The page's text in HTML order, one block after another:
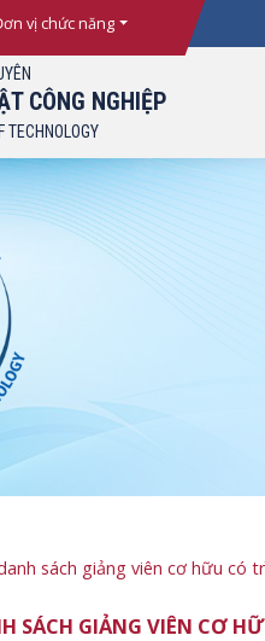
vị chức năng
CÔNG NGHIỆP
TECHNOLOGY
sách giảng viên cơ hữu có
SÁCH GIẢNG VIÊN CƠ